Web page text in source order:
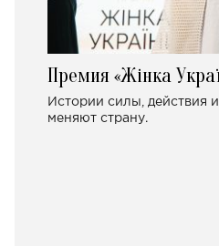
Премия «Жінка
Истории силы, действия
меняют страну.